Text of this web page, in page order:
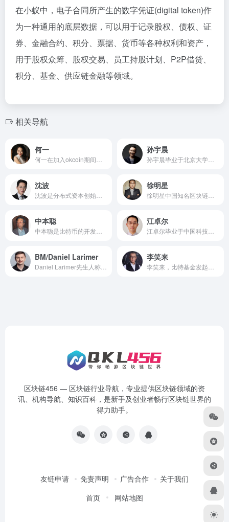
在小蚁中，电子合同所产生的数字凭证(digital token)作
为一种通用的底层数据，可以用于记录股权、债权、证
券、金融合约、积分、票据、货币等各种权利和资产，
用于股权众筹、股权交易、员工持股计划、P2P借贷、
积分、基金、供应链金融等领域。
相关导航
何一 孙宇晨
沈波 徐明星
中本聪 江卓尔
BM/Daniel Larimer 李笑来
区块链456 — 区块链行业导航，专业提供区块链领域的资
讯、机构导航、知识百科，是新手及创业者畅行区块链世界的
得力助手。
友链申请 免责声明 广告合作
关于我们
首页
网站地图